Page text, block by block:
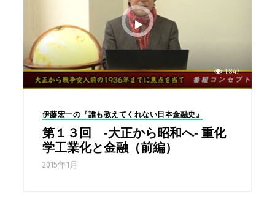
1,847
伊藤宏一の『誰も教えてくれない日本金融史』
第１３回 -大正から昭和へ- 重化
学工業化と金融（前編）
2015年1月